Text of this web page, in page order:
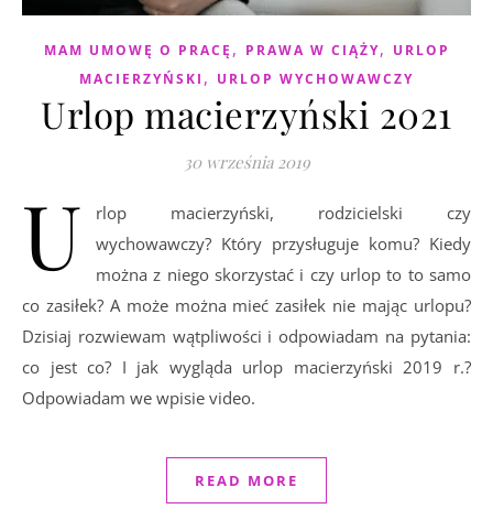
MAM UMOWĘ O PRACĘ , PRAWA W CIĄŻY, URLOP
MACIERZYŃSKI , URLOP WYCHOWAWCZY
Urlop macierzyński 2021
30 września 2019
U
rlop macierzyński, rodzicielski czy
wychowawczy? Który przysługuje komu? Kiedy
można z niego skorzystać i czy urlop to to samo
co zasiłek? A może można mieć zasiłek nie mając urlopu?
Dzisiaj rozwiewam wątpliwości i odpowiadam na pytania:
co jest co? I jak wygląda urlop macierzyński 2019 r.?
Odpowiadam we wpisie video.
READ MORE